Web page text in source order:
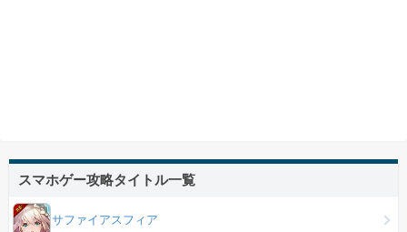
スマホゲー攻略タイトル一覧
サファイアスフィア